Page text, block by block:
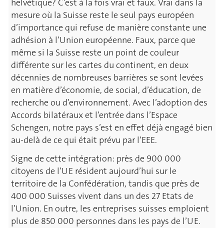
mesure où la Suisse reste le seul pays européen
d’importance qui refuse de manière constante une
adhésion à l’Union européenne. Faux, parce que
même si la Suisse reste un point de couleur
différente sur les cartes du continent, en deux
décennies de nombreuses barrières se sont levées
en matière d’économie, de social, d’éducation, de
recherche ou d’environnement. Avec l’adoption des
Accords bilatéraux et l’entrée dans l’Espace
Schengen, notre pays s’est en effet déjà engagé bien
au-delà de ce qui était prévu par l’EEE.
Signe de cette intégration: près de 900 000
citoyens de l’UE résident aujourd’hui sur le
territoire de la Confédération, tandis que près de
400 000 Suisses vivent dans un des 27 Etats de
l’Union. En outre, les entreprises suisses emploient
plus de 850 000 personnes dans les pays de l’UE.